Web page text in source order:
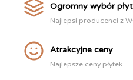
Ogromny wybór
Najlepsi producenci z
Atrakcyjne ceny
Najlepsze ceny płytek